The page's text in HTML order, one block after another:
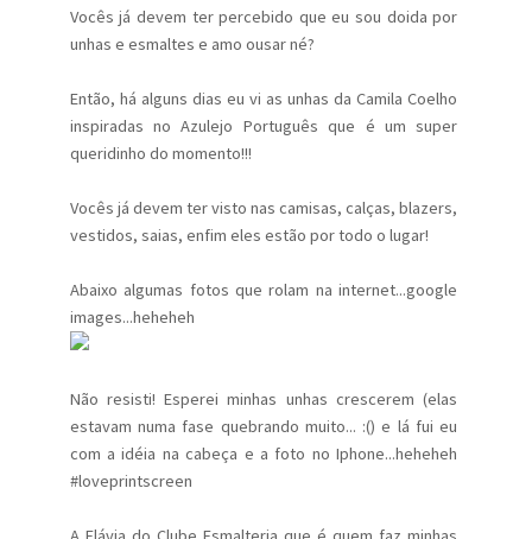
Vocês já devem ter percebido que eu sou doida por
unhas e esmaltes e amo ousar né?
Então, há alguns dias eu vi as unhas da Camila Coelho
inspiradas no Azulejo Português que é um super
queridinho do momento!!!
Vocês já devem ter visto nas camisas, calças, blazers,
vestidos, saias, enfim eles estão por todo o lugar!
Abaixo algumas fotos que rolam na internet...google
images...heheheh
Não resisti! Esperei minhas unhas crescerem (elas
estavam numa fase quebrando muito... :() e lá fui eu
com a idéia na cabeça e a foto no Iphone...heheheh
#loveprintscreen